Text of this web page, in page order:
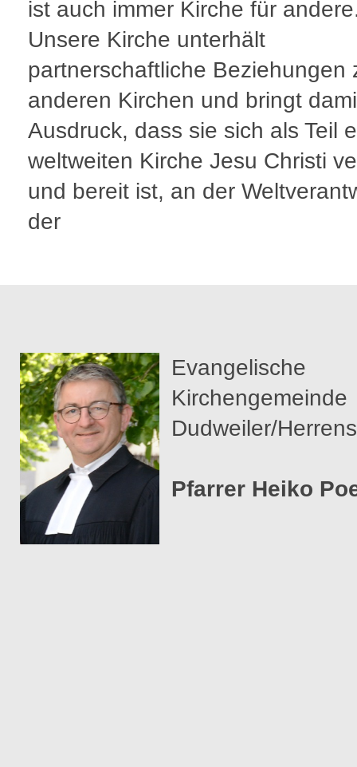
ist auch immer Kirche für
Unsere Kirche unterhält
partnerschaftliche Beziehungen
anderen Kirchen und bringt
Ausdruck, dass sie sich als Teil
weltweiten Kirche Jesu Christi
und bereit ist, an der
der
Evangelische
Kirchengemeinde
Dudweiler/
Pfarrer Heiko